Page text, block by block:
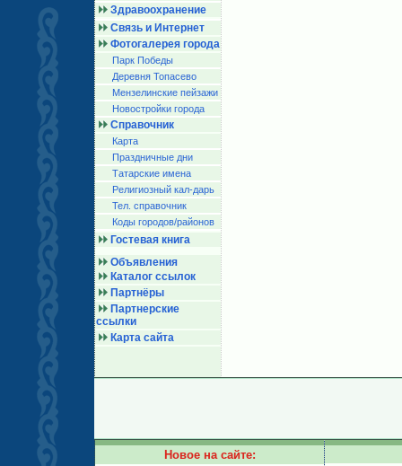
Здравоохранение
Связь и Интернет
Фотогалерея города
Парк Победы
Деревня Топасево
Мензелинские пейзажи
Новостройки города
Справочник
Карта
Праздничные дни
Татарские имена
Религиозный кал-дарь
Тел. справочник
Коды городов/райoнов
Гостевая книга
Объявления
Каталог ссылок
Партнёры
Партнерские
ссылки
Карта сайта
Новое на сайте: